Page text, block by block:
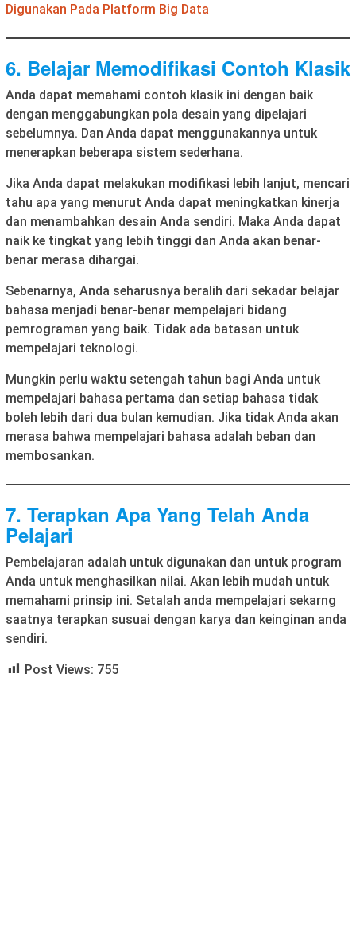
Digunakan Pada Platform Big Data
6. Belajar Memodifikasi Contoh Klasik
Anda dapat memahami contoh klasik ini dengan baik
dengan menggabungkan pola desain yang dipelajari
sebelumnya. Dan Anda dapat menggunakannya untuk
menerapkan beberapa sistem sederhana.
Jika Anda dapat melakukan modifikasi lebih lanjut, mencari
tahu apa yang menurut Anda dapat meningkatkan kinerja
dan menambahkan desain Anda sendiri. Maka Anda dapat
naik ke tingkat yang lebih tinggi dan Anda akan benar-
benar merasa dihargai.
Sebenarnya, Anda seharusnya beralih dari sekadar belajar
bahasa menjadi benar-benar mempelajari bidang
pemrograman yang baik. Tidak ada batasan untuk
mempelajari teknologi.
Mungkin perlu waktu setengah tahun bagi Anda untuk
mempelajari bahasa pertama dan setiap bahasa tidak
boleh lebih dari dua bulan kemudian. Jika tidak Anda akan
merasa bahwa mempelajari bahasa adalah beban dan
membosankan.
7. Terapkan Apa Yang Telah Anda
Pelajari
Pembelajaran adalah untuk digunakan dan untuk program
Anda untuk menghasilkan nilai. Akan lebih mudah untuk
memahami prinsip ini. Setalah anda mempelajari sekarng
saatnya terapkan susuai dengan karya dan keinginan anda
sendiri.
Post Views: 755